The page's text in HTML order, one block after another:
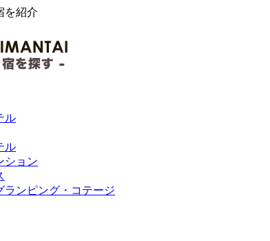
を紹介
ル
ル
ション
ランピング・コテージ